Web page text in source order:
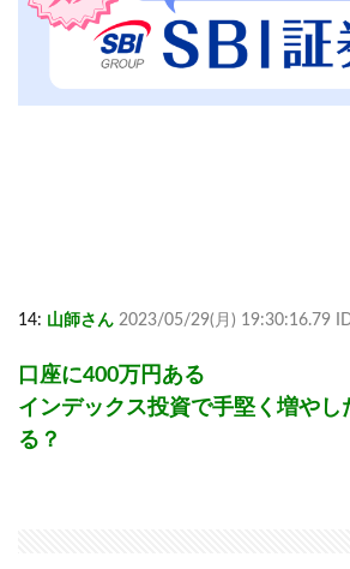
14: 山師さん 2023/05/29(月) 19:30:16.79
口座に400万円ある
インデックス投資で手堅く増や
る？